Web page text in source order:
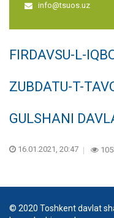
info@tsuos.uz
FIRDAVSU-L-
ZUBDATU-T-
GULSHANI
16.01.2021, 20:47
© 2020 Toshkent davlat